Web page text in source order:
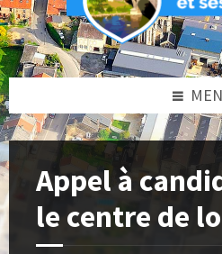
Appel à
le centre de